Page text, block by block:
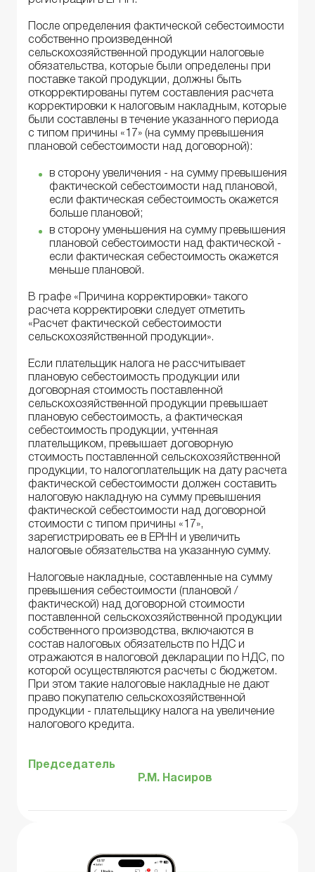
После определения фактической себестоимости
собственно произведенной
сельскохозяйственной продукции налоговые
обязательства, которые были определены при
поставке такой продукции, должны быть
откорректированы путем составления расчета
корректировки к налоговым накладным, которые
были составлены в течение указанного периода
с типом причины «17» (на сумму превышения
плановой себестоимости над договорной):
в сторону увеличения - на сумму превышения
фактической себестоимости над плановой,
если фактическая себестоимость окажется
больше плановой;
в сторону уменьшения на сумму превышения
плановой себестоимости над фактической -
если фактическая себестоимость окажется
меньше плановой.
В графе «Причина корректировки» такого
расчета корректировки следует отметить
«Расчет фактической себестоимости
сельскохозяйственной продукции».
Если плательщик налога не рассчитывает
плановую себестоимость продукции или
договорная стоимость поставленной
сельскохозяйственной продукции превышает
плановую себестоимость, а фактическая
себестоимость продукции, учтенная
плательщиком, превышает договорную
стоимость поставленной сельскохозяйственной
продукции, то налогоплательщик на дату расчета
фактической себестоимости должен составить
налоговую накладную на сумму превышения
фактической себестоимости над договорной
стоимости с типом причины «17»,
зарегистрировать ее в ЕРНН и увеличить
налоговые обязательства на указанную сумму.
Налоговые накладные, составленные на сумму
превышения себестоимости (плановой /
фактической) над договорной стоимости
поставленной сельскохозяйственной продукции
собственного производства, включаются в
состав налоговых обязательств по НДС и
отражаются в налоговой декларации по НДС, по
которой осуществляются расчеты с бюджетом.
При этом такие налоговые накладные не дают
право покупателю сельскохозяйственной
продукции - плательщику налога на увеличение
налогового кредита.
Председатель
Р.М. Насиров